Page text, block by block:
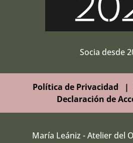
Socia desde
Política de Privacidad |
Declaración de
María Leániz - Atelier del